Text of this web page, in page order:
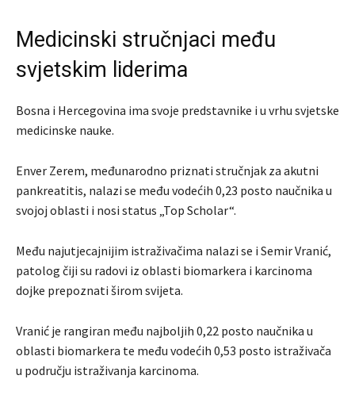
Medicinski stručnjaci među
svjetskim liderima
Bosna i Hercegovina ima svoje predstavnike i u vrhu svjetske
medicinske nauke.
Enver Zerem, međunarodno priznati stručnjak za akutni
pankreatitis, nalazi se među vodećih 0,23 posto naučnika u
svojoj oblasti i nosi status „Top Scholar“.
Među najutjecajnijim istraživačima nalazi se i Semir Vranić,
patolog čiji su radovi iz oblasti biomarkera i karcinoma
dojke prepoznati širom svijeta.
Vranić je rangiran među najboljih 0,22 posto naučnika u
oblasti biomarkera te među vodećih 0,53 posto istraživača
u području istraživanja karcinoma.